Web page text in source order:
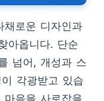
채로운 디자인과
아옵니다. 단순
넘어, 개성과 스
각광받고 있습
마음을 사로잡을